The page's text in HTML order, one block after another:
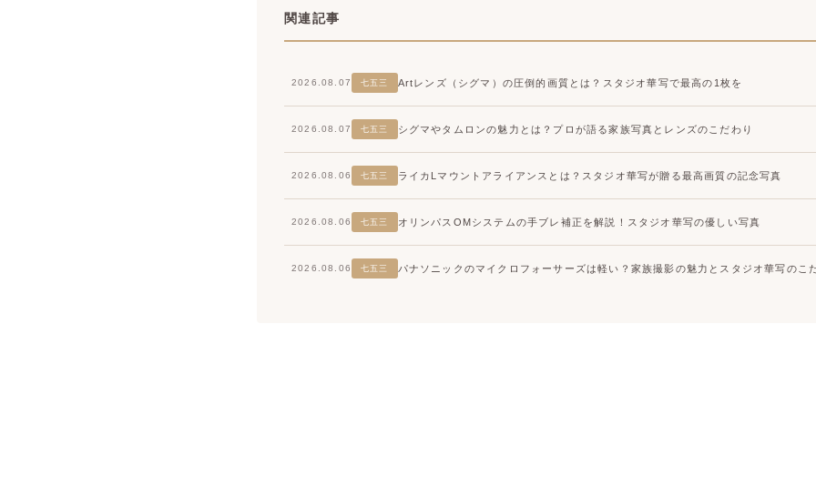
関連記事
2026.08.07 七五三 Artレンズ（シグマ）の圧倒的画質とは？スタジオ華写で最高の1枚を
2026.08.07 七五三 シグマやタムロンの魅力とは？プロが語る家族写真とレンズのこだわり
2026.08.06 七五三 ライカLマウントアライアンスとは？スタジオ華写が贈る最高画質の記念写真
2026.08.06 七五三 オリンパスOMシステムの手ブレ補正を解説！スタジオ華写の優しい写真
2026.08.06 七五三 パナソニックのマイクロフォーサーズは軽い？家族撮影の魅力とスタジオ華写のこ